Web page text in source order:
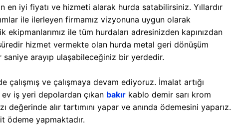
iyi fiyatı ve hizmeti alarak hurda satabilirsiniz. Yıllardır
ile ilerleyen firmamız vizyonuna uygun olarak
ile tüm hurdaları adresinizden kapınızdan
hizmet vermekte olan hurda metal geri dönüşüm
arayıp ulaşabileceğiniz bir yerdedir.
ve çalışmaya devam ediyoruz. İmalat artığı
ev iş yeri depolardan çıkan bakırkablo demir sarı krom
değerinde alır tartımını yapar ve anında ödemesini yaparız.
ödeme yapmaktadır.